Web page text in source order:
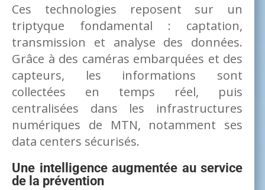
Ces technologies reposent sur un
triptyque fondamental : captation,
transmission et analyse des données.
Grâce à des caméras embarquées et des
capteurs, les informations sont
collectées en temps réel, puis
centralisées dans les infrastructures
numériques de MTN, notamment ses
data centers sécurisés.
Une intelligence augmentée au service
de la prévention